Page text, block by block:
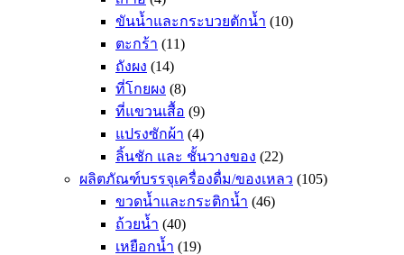
ขันน้ำและกระบวยตักน้ำ (10)
ตะกร้า (11)
ถังผง (14)
ที่โกยผง (8)
ที่แขวนเสื้อ (9)
แปรงซักผ้า (4)
ลิ้นชัก และ ชั้นวางของ (22)
ผลิตภัณฑ์บรรจุเครื่องดื่ม/ของเหลว (105)
ขวดน้ำและกระติกน้ำ (46)
ถ้วยน้ำ (40)
เหยือกน้ำ (19)